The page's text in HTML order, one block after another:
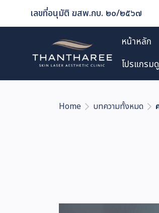
เลขที่อนุมัติ ฆสพ.กบ. ๒๐/๒๕๖๗
หน้าหลัก
โปรแกรม
Home บทความทั้งหมด